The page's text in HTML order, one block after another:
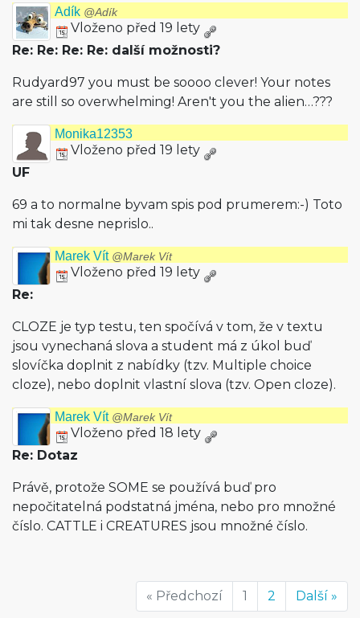
Adík @Adík
Vloženo před 19 lety
Re: Re: Re: Re: další možnosti?
Rudyard97 you must be soooo clever! Your notes
are still so overwhelming! Aren't you the alien…???
Monika12353
Vloženo před 19 lety
UF
69 a to normalne byvam spis pod prumerem:-) Toto
mi tak desne neprislo..
Marek Vít @Marek Vít
Vloženo před 19 lety
Re:
CLOZE je typ testu, ten spočívá v tom, že v textu
jsou vynechaná slova a student má z úkol buď
slovíčka doplnit z nabídky (tzv. Multiple choice
cloze), nebo doplnit vlastní slova (tzv. Open cloze).
Marek Vít @Marek Vít
Vloženo před 18 lety
Re: Dotaz
Právě, protože SOME se používá buď pro
nepočitatelná podstatná jména, nebo pro množné
číslo. CATTLE i CREATURES jsou množné číslo.
« Předchozí 1 2 Další »